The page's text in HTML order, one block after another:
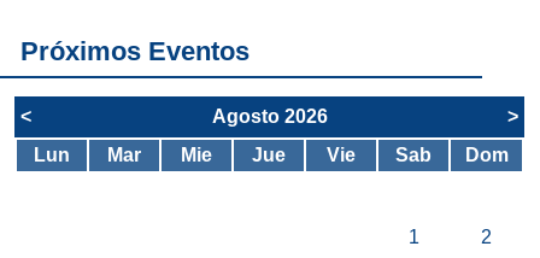
Próximos Eventos
< Agosto 2026
>
Lun
Mar Mie Jue Vie Sab Dom
1 2